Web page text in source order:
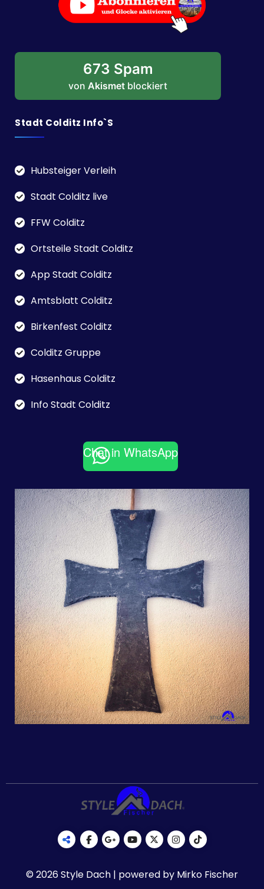
Verifiziert von:Trustindex
vonAkismet
Stadt Colditz Info`s
Info Stadt Colditz
Chat in WhatsApp